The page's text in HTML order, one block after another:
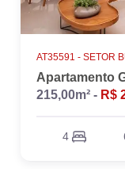
AT35591 - SETOR
215,00m² - R$
4